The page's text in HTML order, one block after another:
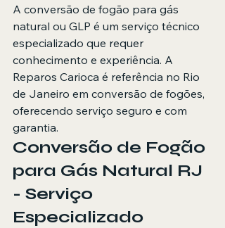
A conversão de fogão para gás
natural ou GLP é um serviço técnico
especializado que requer
conhecimento e experiência. A
Reparos Carioca é referência no Rio
de Janeiro em conversão de fogões,
oferecendo serviço seguro e com
garantia.
Conversão de Fogão
para Gás Natural RJ
- Serviço
Especializado